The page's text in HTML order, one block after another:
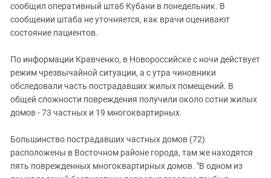
сообщил оперативный штаб Кубани в понедельник. В
сообщении штаба не уточняется, как врачи оценивают
состояние пациентов.
По информации Кравченко, в Новороссийске с ночи действует
режим чрезвычайной ситуации, а с утра чиновники
обследовали часть пострадавших жилых помещений. В
общей сложности повреждения получили около сотни жилых
домов - 73 частных и 19 многоквартирных.
Большинство пострадавших частных домов (72)
расположены в Восточном районе города, там же находятся
пять поврежденных многоквартирных домов. "В одном из